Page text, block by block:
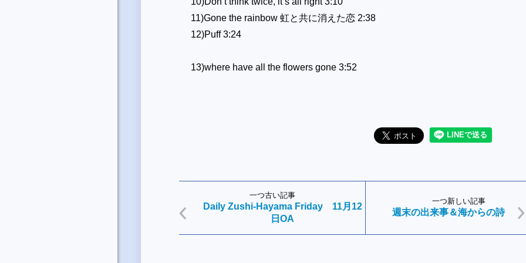
11)Gone the rainbow 虹と共に消えた恋 2:38
12)Puff 3:24
13)where have all the flowers gone 3:52
一つ古い記事
Daily Zushi-Hayama Friday 11月12
日OA
一つ新しい記事
週末の出来事＆海からの詩